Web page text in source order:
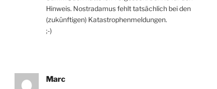
Hinweis. Nostradamus fehlt tatsächlich bei den
(zukünftigen) Katastrophenmeldungen.
;-)
Marc